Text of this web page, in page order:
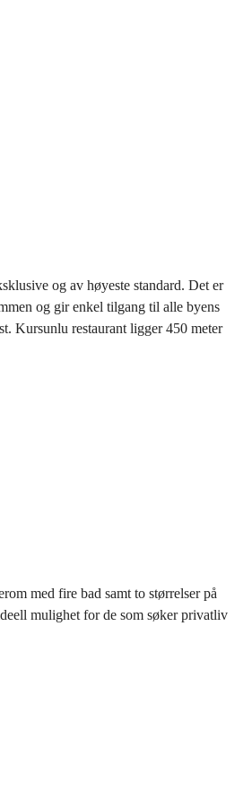
og av høyeste standard. Det er
og gir enkel tilgang til alle byens
Kursunlu restaurant ligger 450 meter
med fire bad samt to størrelser på
mulighet for de som søker privatliv